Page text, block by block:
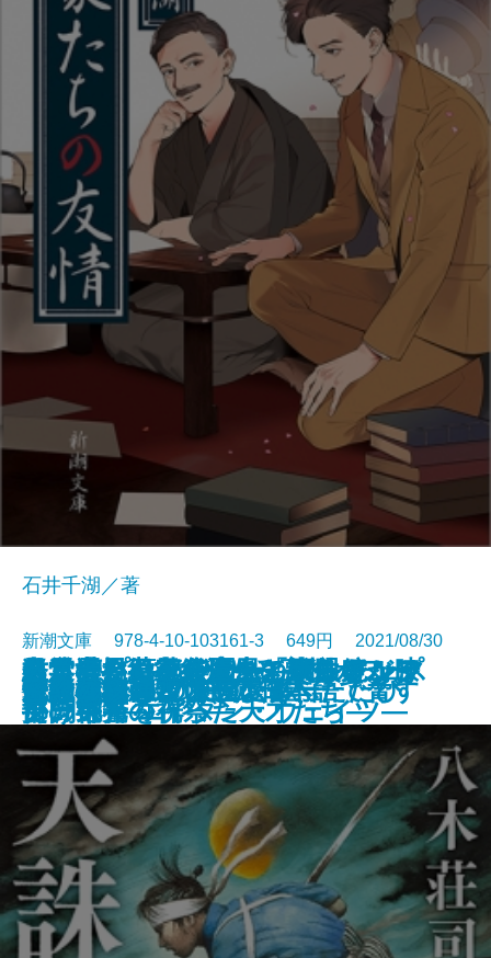
鳥と雲と薬草袋／風と双眼鏡、膝
掛け毛布
ミッキーマウスの憂鬱ふたたび
せき越えぬ
スリープウォーカー―マンチェス
ター市警 エイダン・ウェイツ―
センス・オブ・ワンダー
龍ノ国幻想1 神欺く皇子
久遠の檻―天久鷹央の事件カルテ
―
君と漕ぐ4―ながとろ高校カヌー
部の栄光―
変見自在 習近平は日本語で脅す
文豪たちの友情
石井千湖／著
新潮文庫 978-4-10-103161-3 649円 2021/08/30
文庫電子書籍あり
天誅の剣
経営者―日本経済生き残りをかけ
た闘い―
エリザベスの友達
仇討検校
出雲世界紀行―生きているアジ
ア、神々の祝祭―
最後の読書
トリニティ
密約の核弾頭〔上〕
密約の核弾頭〔下〕
数学者たちの楽園―「ザ・シンプ
ソンズ」を作った天才たち―